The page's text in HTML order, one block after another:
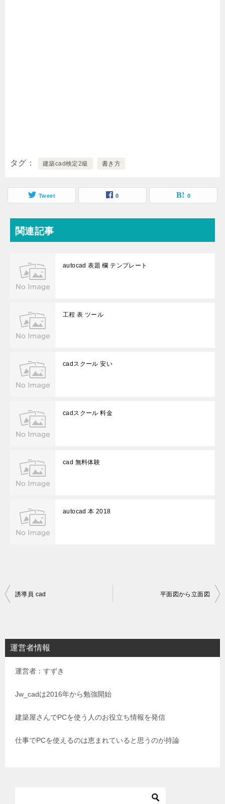
タグ 建築cad検定2級 書き方
Tweet 0 0
関連記事
autocad 表題 欄 テンプレート
工程 表 ツール
cadスクール 安い
cadスクール 料金
cad 無料体験
autocad 本 2018
投
ビ
ゲ
誘導員 cad 平面図から立面図
運営者情報
運営者：すずき
Jw_cadは2016年から勉強開始
建築屋さんでPCを使う人のお役立ち情報を発信
仕事でPCを使えるのは恵まれていると思うのが持論